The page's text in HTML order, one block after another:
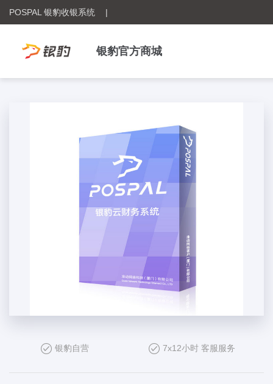
POSPAL 银豹收银系统 |
银豹官方商城
银豹自营 7x12小时 客服服务